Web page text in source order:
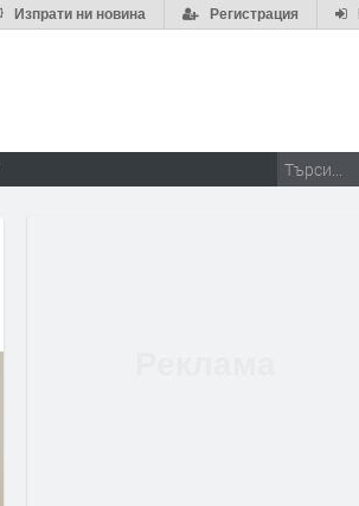
Регистрация
Изпрати ни новина